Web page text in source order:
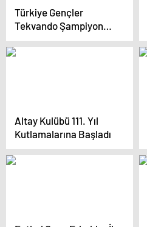
Türkiye Gençler
Tekvando Şampiyonası
Başladı
Altay Kulübü 111. Yıl
Kutlamalarına Başladı